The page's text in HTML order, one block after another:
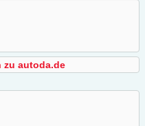
zu autoda.de